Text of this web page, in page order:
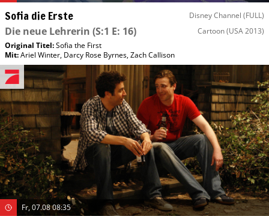
Sofia die Erste Disney Channel (FULL)
Die neue Lehrerin (S:1 E: 16) Cartoon(USA 2013)
Original Titel:Sofia the First
Mit:Ariel Winter, Darcy Rose Byrnes,Zach Callison
Fr, 07.08 08:35